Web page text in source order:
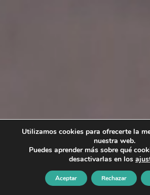
Utilizamos cookies para ofrecerte la
nuestra web.
Puedes aprender más sobre qué
desactivarlas en los
Aceptar Rechazar